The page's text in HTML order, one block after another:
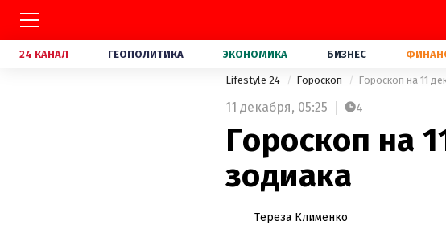
24 КАНАЛ ГЕОПОЛИТИКА ЭКОНОМИКА БИЗНЕС
Lifestyle 24 Гороскоп Гороскоп на 11
11 декабря, 05:25 4
Гороскоп на
зодиака
Тереза Клименко